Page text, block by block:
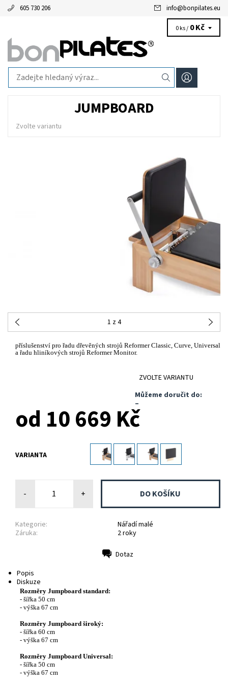
605 730 206 info@bonpilates.eu
0 ks / 0 Kč
JUMPBOARD
Zvolte variantu
1 z 4
příslušenství pro řadu dřevěných strojů Reformer Classic, Curve, Universal
a řadu hliníkových strojů Reformer Monitor.
ZVOLTE VARIANTU
Můžeme doručit do:
–
od 10 669 Kč
VARIANTA
- +
Kategorie:
Nářadí malé
Záruka:
2 roky
Dotaz
Popis
Diskuze
Rozměry Jumpboard standard:
- šířka 50 cm
- výška 67 cm
Rozměry Jumpboard široký:
- šířka 60 cm
- výška 67 cm
Rozměry Jumpboard Universal:
- šířka 50 cm
- výška 67 cm